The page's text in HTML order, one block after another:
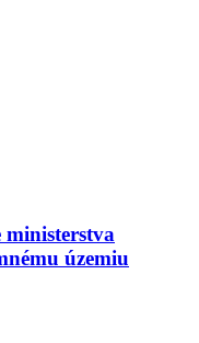
ministerstva
územiu